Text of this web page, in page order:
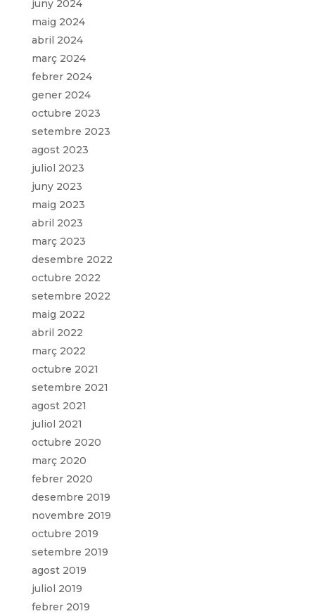
juny 2024
maig 2024
abril 2024
març 2024
febrer 2024
gener 2024
octubre 2023
setembre 2023
agost 2023
juliol 2023
juny 2023
maig 2023
abril 2023
març 2023
desembre 2022
octubre 2022
setembre 2022
maig 2022
abril 2022
març 2022
octubre 2021
setembre 2021
agost 2021
juliol 2021
octubre 2020
març 2020
febrer 2020
desembre 2019
novembre 2019
octubre 2019
setembre 2019
agost 2019
juliol 2019
febrer 2019